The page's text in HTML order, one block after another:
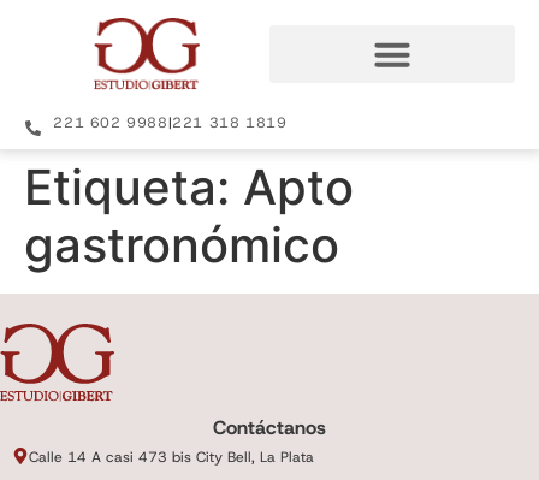
221 602 9988|221 318 1819
Etiqueta: Apto
gastronómico
Contáctanos
Calle 14 A casi 473 bis City Bell, La Plata